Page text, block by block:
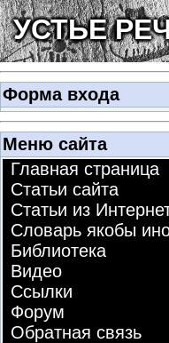
УСТЬЕ
Форма входа
Меню сайта
Главная страница
Статьи сайта
Статьи из
Словарь якобы
Библиотека
Видео
Ссылки
Форум
Обратная связь